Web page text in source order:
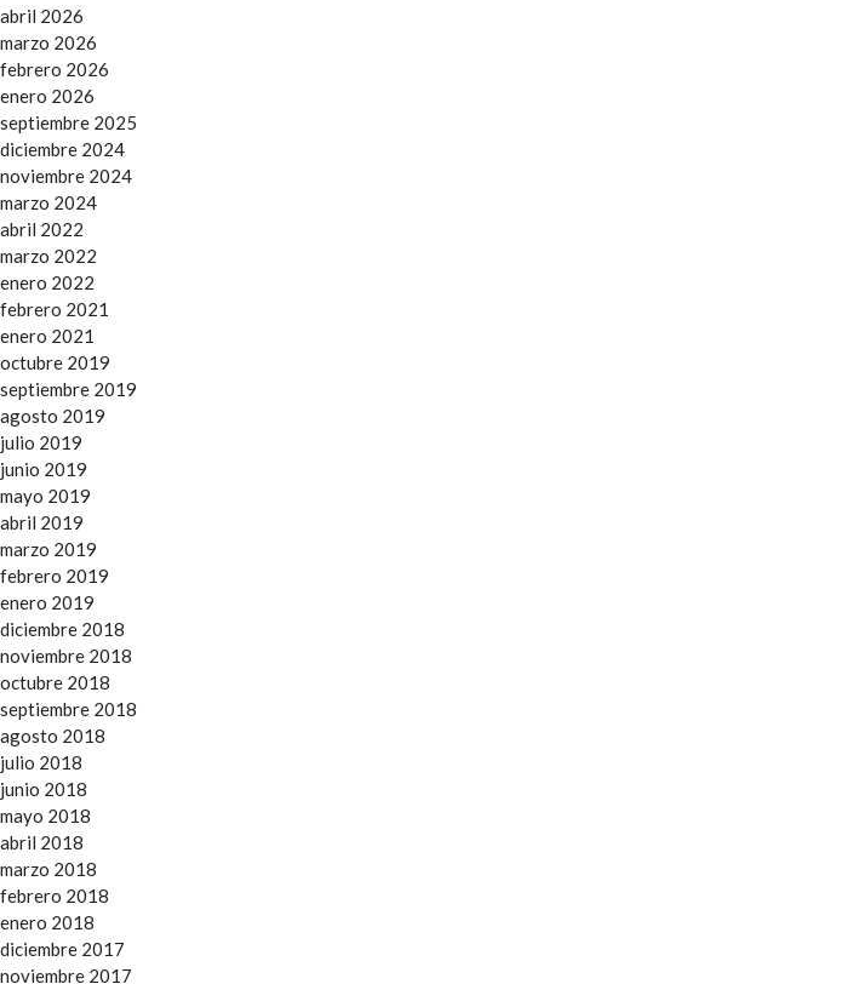
abril 2026
marzo 2026
febrero 2026
enero 2026
septiembre 2025
diciembre 2024
noviembre 2024
marzo 2024
abril 2022
marzo 2022
enero 2022
febrero 2021
enero 2021
octubre 2019
septiembre 2019
agosto 2019
julio 2019
junio 2019
mayo 2019
abril 2019
marzo 2019
febrero 2019
enero 2019
diciembre 2018
noviembre 2018
octubre 2018
septiembre 2018
agosto 2018
julio 2018
junio 2018
mayo 2018
abril 2018
marzo 2018
febrero 2018
enero 2018
diciembre 2017
noviembre 2017